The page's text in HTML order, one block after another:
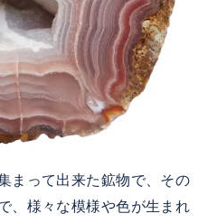
まって出来た鉱物で、その
、様々な模様や色が生まれ